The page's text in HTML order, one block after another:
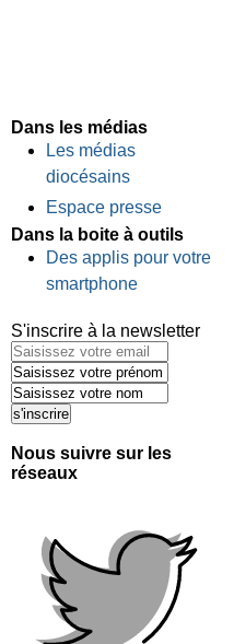
Dans les médias
Les médias
diocésains
Espace presse
Dans la boite à outils
Des applis pour votre
smartphone
S'inscrire à la newsletter
Nous suivre sur les
réseaux